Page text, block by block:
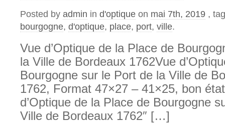
Posted by admin in d'optique on mai 7th, 2019 ,
bourgogne, d'optique, place, port, ville.
Vue d’Optique de la Place de
la Ville de Bordeaux 1762Vue
Bourgogne sur le Port de la Ville de
1762, Format 47×27 – 41×25, bon
d’Optique de la Place de Bourgogne
Ville de Bordeaux 1762″ […]